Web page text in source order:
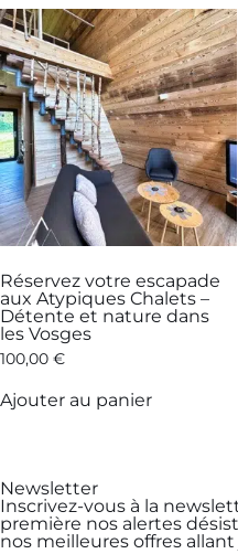
Réservez votre escapade
aux Atypiques Chalets –
Détente et nature dans
les Vosges
100,00 €
Ajouter au panier
Newsletter
Inscrivez-vous à la
première nos alertes
nos meilleures offres allant